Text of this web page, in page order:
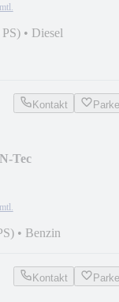
mtl.
• Diesel
Kontakt
Tec
mtl.
• Benzin
Kontakt